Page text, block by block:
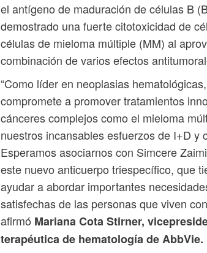
el antígeno de maduración de células B
demostrado una fuerte citotoxicidad de
células de mieloma múltiple (MM) al
combinación de varios efectos
“Como líder en neoplasias
compromete a promover tratamientos
cánceres complejos como el mieloma
nuestros incansables esfuerzos de I+D y
Esperamos asociarnos con Simcere
este nuevo anticuerpo triespecífico, que
ayudar a abordar importantes
satisfechas de las personas que viven
afirmó Mariana Cota Stirner,
terapéutica de hematología de AbbVie.